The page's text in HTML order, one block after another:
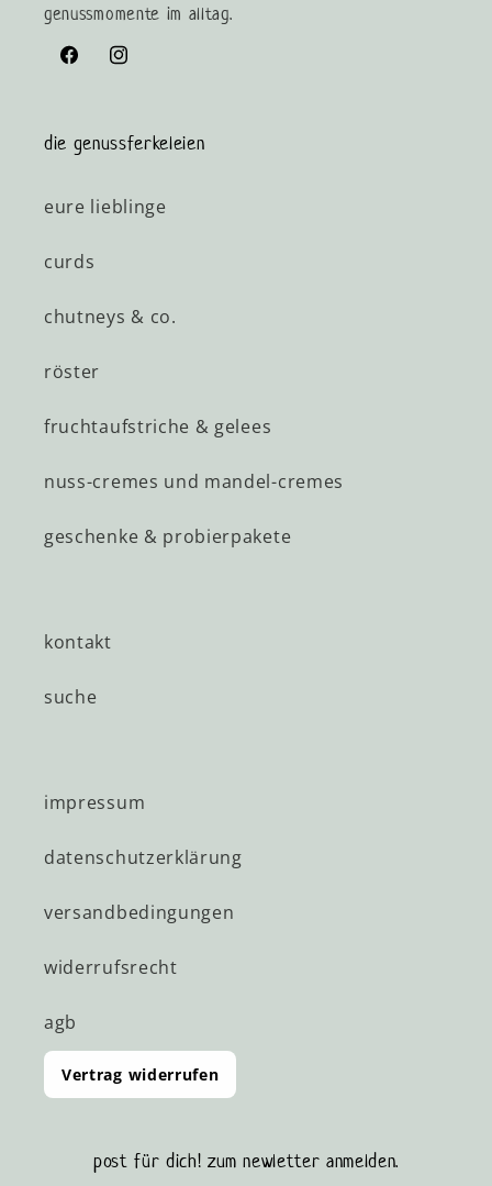
genussmomente im alltag.
FacebookInstagram
die genussferkeleien
eure lieblinge
curds
chutneys & co.
röster
fruchtaufstriche & gelees
nuss-cremes und mandel-cremes
geschenke & probierpakete
kontakt
suche
impressum
datenschutzerklärung
versandbedingungen
widerrufsrecht
agb
Vertrag widerrufen
post für dich! zum newletter anmelden.